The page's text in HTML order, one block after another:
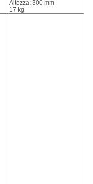
Altezza: 300 mm
17 kg